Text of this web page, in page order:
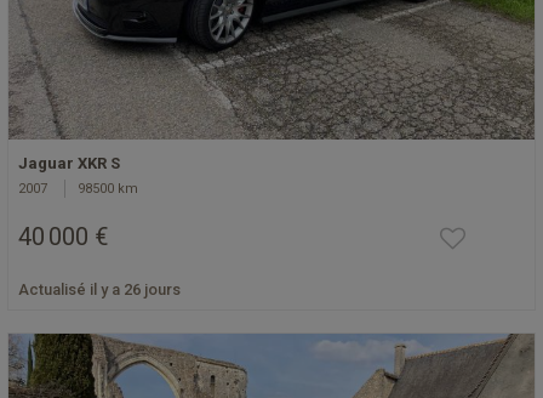
Jaguar XKR S
2007 98500 km
40 000 €
Actualisé il y a 26 jours